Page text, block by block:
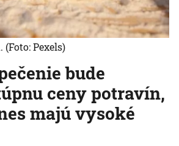
bude
ceny potravín,
majú vysoké
(Foto: Pexels)